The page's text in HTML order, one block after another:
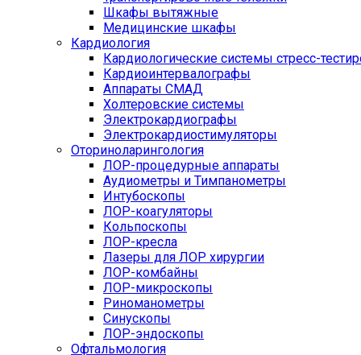
Шкафы вытяжные
Медицинские шкафы
Кардиология
Кардиологические системы стресс-
Кардиоинтервалографы
Аппараты СМАД
Холтеровские системы
Электрокардиографы
Электрокардиостимуляторы
Оториноларингология
ЛОР-процедурные аппараты
Аудиометры и Тимпанометры
Интубоскопы
ЛОР-коагуляторы
Кольпоскопы
ЛОР-кресла
Лазеры для ЛОР хирургии
ЛОР-комбайны
ЛОР-микроскопы
Риноманометры
Синускопы
ЛОР-эндоскопы
Офтальмология